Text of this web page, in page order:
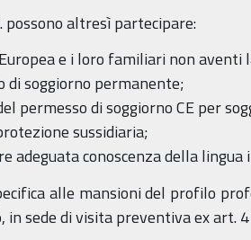
possono altresì partecipare:
e i loro familiari non
soggiorno permanente;
permesso di soggiorno CE per
sussidiaria;
adeguata conoscenza della lingua
alle mansioni del profilo
sede di visita preventiva ex art.